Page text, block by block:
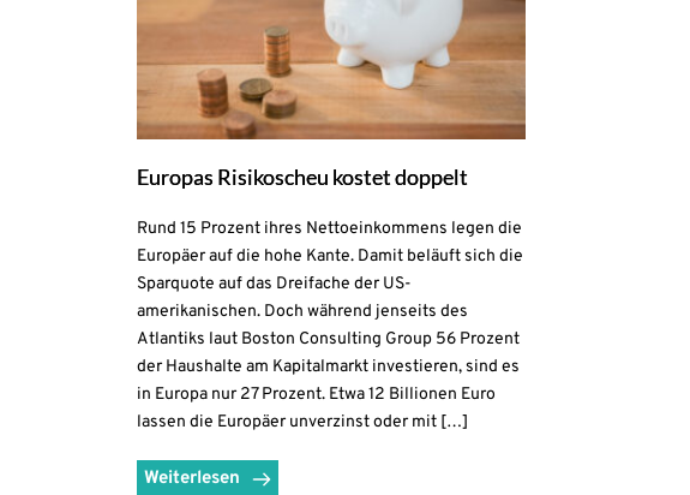
Europas Risikoscheu kostet doppelt
Rund 15 Prozent ihres Nettoeinkommens legen die
Europäer auf die hohe Kante. Damit beläuft sich die
Sparquote auf das Dreifache der US-
amerikanischen. Doch während jenseits des
Atlantiks laut Boston Consulting Group 56 Prozent
der Haushalte am Kapitalmarkt investieren, sind es
in Europa nur 27 Prozent. Etwa 12 Billionen Euro
lassen die Europäer unverzinst oder mit […]
Weiterlesen